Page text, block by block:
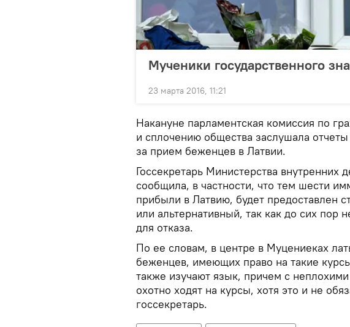
Мученики государственного
23 марта 2016, 11:21
Накануне парламентская комиссия по
и сплочению общества заслушала
за прием беженцев в Латвии.
Госсекретарь Министерства внутренних
сообщила, в частности, что тем шести
прибыли в Латвию, будет предоставлен
или альтернативный, так как до сих пор
для отказа.
По ее словам, в центре в Муцениеках
беженцев, имеющих право на такие
также изучают язык, причем с
охотно ходят на курсы, хотя это и не
госсекретарь.